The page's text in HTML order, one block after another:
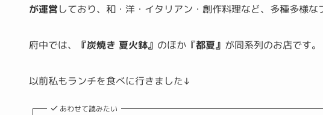
が運営しており、和・洋・イタリアン・創作料理など、多種多様
府中では、 『炭焼き 夏火鉢』 のほか『都夏』 が同系列のお店です。
以前私もランチを食べに行きました↓
あわせて読みたい